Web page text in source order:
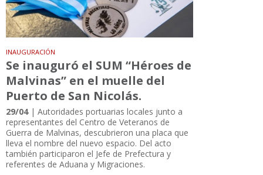
INAUGURACIÓN
Se inauguró el SUM “Héroes de
Malvinas” en el muelle del
Puerto de San Nicolás.
29/04| Autoridades portuarias locales junto a
representantes del Centro de Veteranos de
Guerra de Malvinas, descubrieron una placa que
lleva el nombre del nuevo espacio. Del acto
también participaron el Jefe de Prefectura y
referentes de Aduana y Migraciones.